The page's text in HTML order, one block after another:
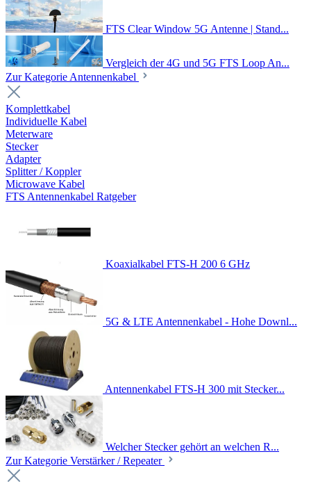
FTS Clear Window 5G Antenne | Stand...
Vergleich der 4G und 5G FTS Loop An...
Zur Kategorie Antennenkabel
Komplettkabel
Individuelle Kabel
Meterware
Stecker
Adapter
Splitter / Koppler
Microwave Kabel
FTS Antennenkabel Ratgeber
Koaxialkabel FTS-H 200 6 GHz
5G & LTE Antennenkabel - Hohe Downl...
Antennenkabel FTS-H 300 mit Stecker...
Welcher Stecker gehört an welchen R...
Zur Kategorie Verstärker / Repeater